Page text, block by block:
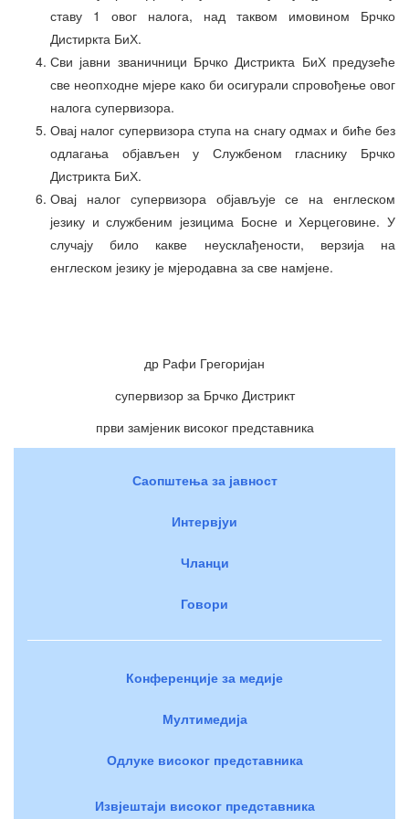
ставу 1 овог налога, над таквом имовином Брчко
Дистиркта БиХ.
Сви јавни званичници Брчко Дистрикта БиХ предузеће
све неопходне мјере како би осигурали спровођење овог
налога супервизора.
Овај налог супервизора ступа на снагу одмах и биће без
одлагања објављен у Службеном гласнику Брчко
Дистрикта БиХ.
Овај налог супервизора објављује се на енглеском
језику и службеним језицима Босне и Херцеговине. У
случају било какве неусклађености, верзија на
енглеском језику је мјеродавна за све намјене.
др Рафи Грегоријан
супервизор за Брчко Дистрикт
први замјеник високог представника
Саопштења за јавност
Интервјуи
Чланци
Говори
Конференције за медије
Мултимедија
Одлуке високог представника
Извјештаји високог представника